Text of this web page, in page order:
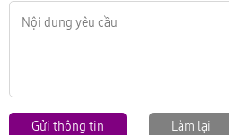
Gửi thông tin Làm lại